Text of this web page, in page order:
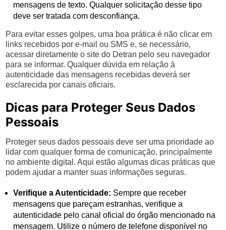
mensagens de texto. Qualquer solicitação desse tipo
deve ser tratada com desconfiança.
Para evitar esses golpes, uma boa prática é não clicar em
links recebidos por e-mail ou SMS e, se necessário,
acessar diretamente o site do Detran pelo seu navegador
para se informar. Qualquer dúvida em relação à
autenticidade das mensagens recebidas deverá ser
esclarecida por canais oficiais.
Dicas para Proteger Seus Dados
Pessoais
Proteger seus dados pessoais deve ser uma prioridade ao
lidar com qualquer forma de comunicação, principalmente
no ambiente digital. Aqui estão algumas dicas práticas que
podem ajudar a manter suas informações seguras.
Verifique a Autenticidade: Sempre que receber
mensagens que pareçam estranhas, verifique a
autenticidade pelo canal oficial do órgão mencionado na
mensagem. Utilize o número de telefone disponível no